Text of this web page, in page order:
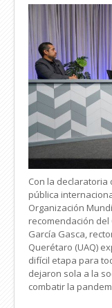
Con la declaratoria
pública
Organización
recomendación del
García Gasca,
Querétaro (UAQ)
difícil etapa para
dejaron sola a la
combatir la